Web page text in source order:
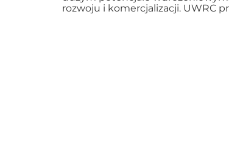
rozwoju i komercjalizacji. UWRC